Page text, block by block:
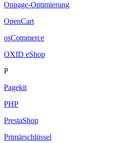
Onpage-Optimierung
OpenCart
osCommerce
OXID eShop
P
Pagekit
PHP
PrestaShop
Primärschlüssel